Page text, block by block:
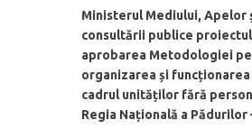
Ministerul Mediului, Apelor
consultării publice
aprobarea Metodologiei
organizarea și
cadrul unităților fără
Regia Națională a Pădurilor